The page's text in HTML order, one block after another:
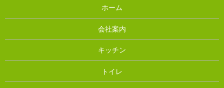
ホーム
会社案内
キッチン
トイレ